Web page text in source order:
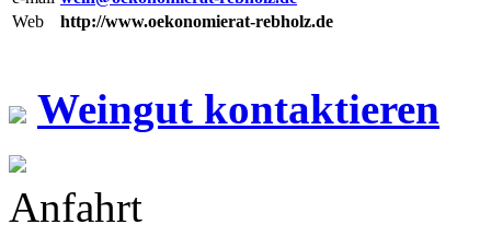
Web
http://www.oekonomierat-rebholz.de
Weingut kontaktieren
Anfahrt